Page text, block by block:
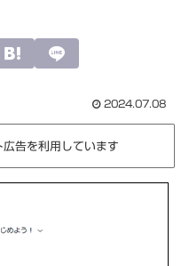
2024.07.08
告を利用しています